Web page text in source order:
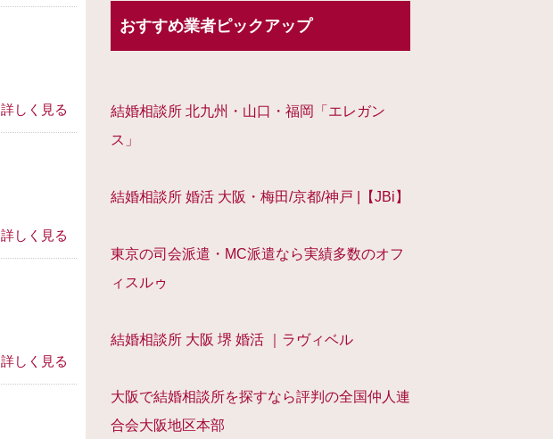
詳しく見る
詳しく見る
詳しく見る
おすすめ業者ピックアップ
結婚相談所 北九州・山口・福岡「エレガン
ス」
結婚相談所 婚活 大阪・梅田/京都/神戸 |【JBi】
東京の司会派遣・MC派遣なら実績多数のオフ
ィスルゥ
結婚相談所 大阪 堺 婚活 ｜ラヴィベル
大阪で結婚相談所を探すなら評判の全国仲人連
合会大阪地区本部